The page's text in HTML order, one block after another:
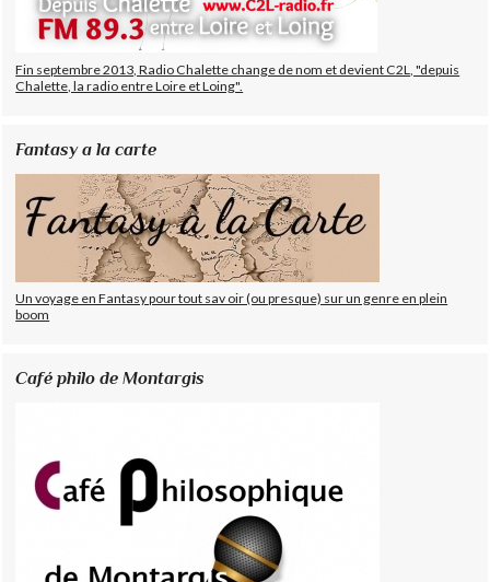
Fin septembre 2013, Radio Chalette change de nom et devient C2L, "depuis
Chalette, la radio entre Loire et Loing".
Fantasy a la carte
Un voyage en Fantasy pour tout sav oir (ou presque) sur un genre en plein
boom
Café philo de Montargis